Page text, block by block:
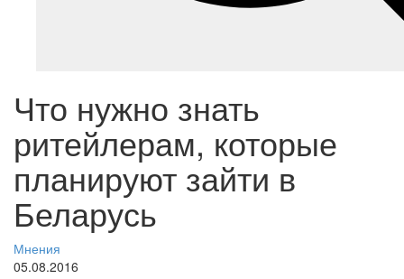
Что нужно знать
ритейлерам, которые
планируют зайти в
Беларусь
Мнения
05.08.2016